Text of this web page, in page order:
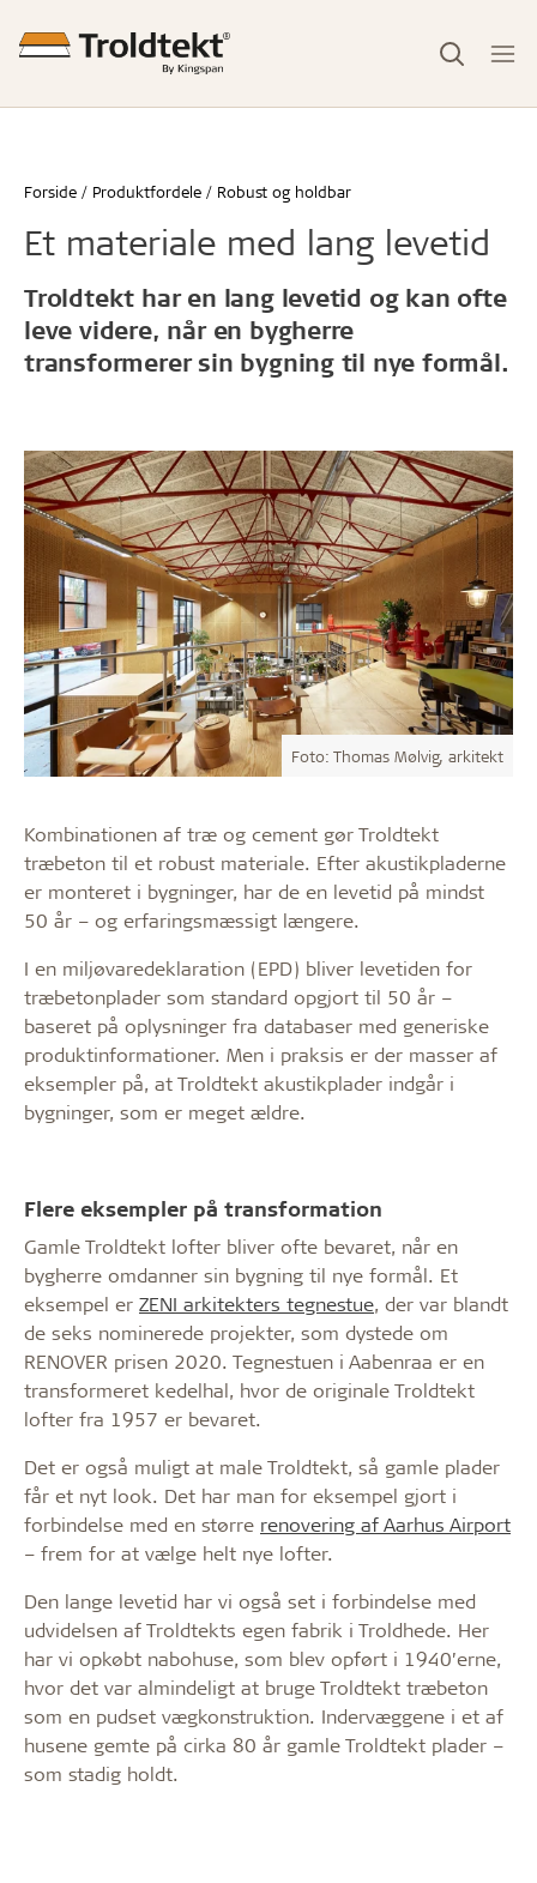
Forside Produktfordele Robust og holdbar
Et materiale med lang levetid
Troldtekt har en lang levetid og kan ofte
leve videre, når en bygherre
transformerer sin bygning til nye formål.
Foto: Thomas Mølvig, arkitekt
Kombinationen af træ og cement gør Troldtekt
træbeton til et robust materiale. Efter akustikpladerne
er monteret i bygninger, har de en levetid på mindst
50 år – og erfaringsmæssigt længere.
I en miljøvaredeklaration (EPD) bliver levetiden for
træbetonplader som standard opgjort til 50 år –
baseret på oplysninger fra databaser med generiske
produktinformationer. Men i praksis er der masser af
eksempler på, at Troldtekt akustikplader indgår i
bygninger, som er meget ældre.
Flere eksempler på transformation
Gamle Troldtekt lofter bliver ofte bevaret, når en
bygherre omdanner sin bygning til nye formål. Et
eksempel er ZENI arkitekters tegnestue, der var blandt
de seks nominerede projekter, som dystede om
RENOVER prisen 2020. Tegnestuen i Aabenraa er en
transformeret kedelhal, hvor de originale Troldtekt
lofter fra 1957 er bevaret.
Det er også muligt at male Troldtekt, så gamle plader
får et nyt look. Det har man for eksempel gjort i
forbindelse med en større renovering af Aarhus Airport
– frem for at vælge helt nye lofter.
Den lange levetid har vi også set i forbindelse med
udvidelsen af Troldtekts egen fabrik i Troldhede. Her
har vi opkøbt nabohuse, som blev opført i 1940’erne,
hvor det var almindeligt at bruge Troldtekt træbeton
som en pudset vægkonstruktion. Indervæggene i et af
husene gemte på cirka 80 år gamle Troldtekt plader –
som stadig holdt.